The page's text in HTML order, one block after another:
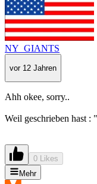
NY_GIANTS
vor 12 Jahren
Ahh okee, sorry..
Weil geschrieben hast :
0 Likes
Mehr